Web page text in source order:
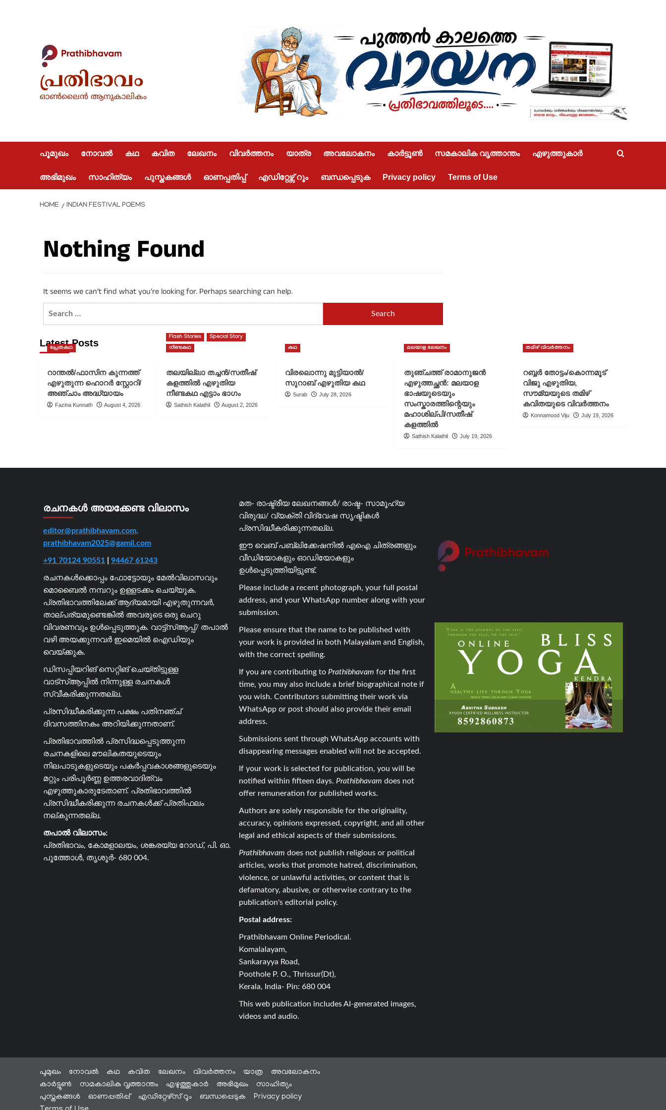
പ്രതിഭാവം
ഓൺലൈൻ ആനുകാലികം
പൂമുഖം നോവൽ കഥ കവിത ലേഖനം വിവർത്തനം യാത്ര അവലോകനം കാർട്ടൂൺ സമകാലിക വൃത്താന്തം എഴുത്തുകാർ
അഭിമുഖം സാഹിത്യം പുസ്തകങ്ങൾ ഓണപ്പതിപ്പ് എഡിറ്റേഴ്സ് റൂം ബന്ധപ്പെടുക Privacy policy Terms of Use
HOME INDIAN FESTIVAL POEMS
Nothing Found
It seems we can’t find what you’re looking for. Perhaps searching can help.
Search
Latest Posts
പ്രേതകഥ
റാന്തൽ/ഫാസിന കുന്നത്ത്
എഴുതുന്ന ഹൊറർ സ്റ്റോറി/
അഞ്ചാം അദ്ധ്യായം
Fazina Kunnath August 4, 2026
Flash Stories
Special Story
നീണ്ടകഥ
തലയില്ലാ തച്ചൻ/സതീഷ്
കളത്തിൽ എഴുതിയ
നീണ്ടകഥ എട്ടാം ഭാഗം
Sathish Kalathil August 2, 2026
കഥ
വിരലൊന്നു മുട്ടിയാൽ/
സുറാബ് എഴുതിയ കഥ
Surab July 28, 2026
മലയാള ലേഖനം
തുഞ്ചത്ത് രാമാനുജൻ
എഴുത്തച്ഛൻ: മലയാള
ഭാഷയുടെയും
സംസ്കാരത്തിന്റെയും
മഹാശില്പി/സതീഷ്
കളത്തിൽ
Sathish Kalathil July 19, 2026
തമിഴ് വിവർത്തനം
റബ്ബർ തോട്ടം/കൊന്നമൂട്
വിജു എഴുതിയ,
സൗമ്യയുടെ തമിഴ്
കവിതയുടെ വിവർത്തനം
Konnamood Viju July 19, 2026
രചനകൾ അയക്കേണ്ട വിലാസം
editor@prathibhavam.com,
prathibhavam2025@gamil.com
+91 70124 90551 94467 61243
രചനകൾക്കൊപ്പം ഫോട്ടോയും മേൽവിലാസവും
മൊബൈൽ നമ്പറും ഉള്ളടക്കം ചെയ്യുക.
പ്രതിഭാവത്തിലേക്ക് ആദ്യമായി എഴുതുന്നവർ,
താല്പര്യമുണ്ടെങ്കിൽ അവരുടെ ഒരു ചെറു
വിവരണവും ഉൾപ്പെടുത്തുക. വാട്ട്സ്ആപ്പ്/ തപാൽ
വഴി അയക്കുന്നവർ ഇമെയിൽ ഐഡിയും
വെയ്ക്കുക.
ഡിസപ്പിയറിങ് സെറ്റിങ് ചെയ്തിട്ടുള്ള
വാട്സ്ആപ്പിൽ നിന്നുള്ള രചനകൾ
സ്വീകരിക്കുന്നതല്ല.
പ്രസിദ്ധീകരിക്കുന്ന പക്ഷം പതിനഞ്ച്
ദിവസത്തിനകം അറിയിക്കുന്നതാണ്.
പ്രതിഭാവത്തിൽ പ്രസിദ്ധപ്പെടുത്തുന്ന
രചനകളിലെ മൗലികതയുടെയും
നിലപാടുകളുടെയും പകർപ്പവകാശങ്ങളുടെയും
മറ്റും പരിപൂർണ്ണ ഉത്തരവാദിത്വം
എഴുത്തുകാരുടേതാണ്. പ്രതിഭാവത്തിൽ
പ്രസിദ്ധീകരിക്കുന്ന രചനകൾക്ക് പ്രതിഫലം
നല്കുന്നതല്ല.
തപാൽ വിലാസം:
പ്രതിഭാവം, കോമളാലയം, ശങ്കരയ്യ റോഡ്, പി. ഓ.
പൂത്തോൾ, തൃശൂർ- 680 004.
മത- രാഷ്ട്രീയ ലേഖനങ്ങൾ/ രാഷ്ട- സാമൂഹ്യ
വിരുദ്ധ/ വ്യക്തി വിദ്വേഷ സൃഷ്ടികൾ
പ്രസിദ്ധീകരിക്കുന്നതല്ല.
ഈ വെബ് പബ്ലിക്കേഷനിൽ എഐ ചിത്രങ്ങളും
വീഡിയോകളും ഓഡിയോകളും
ഉൾപ്പെടുത്തിയിട്ടുണ്ട്.
Please include a recent photograph, your full postal
address, and your WhatsApp number along with your
submission.
Please ensure that the name to be published with
your work is provided in both Malayalam and English,
with the correct spelling.
If you are contributing to Prathibhavam for the first
time, you may also include a brief biographical note if
you wish. Contributors submitting their work via
WhatsApp or post should also provide their email
address.
Submissions sent through WhatsApp accounts with
disappearing messages enabled will not be accepted.
If your work is selected for publication, you will be
notified within fifteen days. Prathibhavam does not
offer remuneration for published works.
Authors are solely responsible for the originality,
accuracy, opinions expressed, copyright, and all other
legal and ethical aspects of their submissions.
Prathibhavam does not publish religious or political
articles, works that promote hatred, discrimination,
violence, or unlawful activities, or content that is
defamatory, abusive, or otherwise contrary to the
publication's editorial policy.
Postal address:
Prathibhavam Online Periodical.
Komalalayam,
Sankarayya Road,
Poothole P. O., Thrissur(Dt),
Kerala, India- Pin: 680 004
This web publication includes AI-generated images,
videos and audio.
പൂമുഖം നോവൽ കഥ കവിത ലേഖനം വിവർത്തനം യാത്ര
അവലോകനം
കാർട്ടൂൺ
സമകാലിക വൃത്താന്തം എഴുത്തുകാർ അഭിമുഖം
സാഹിത്യം
പുസ്തകങ്ങൾ
ഓണപ്പതിപ്പ് എഡിറ്റേഴ്സ് റൂം ബന്ധപ്പെടുക
Privacy policy